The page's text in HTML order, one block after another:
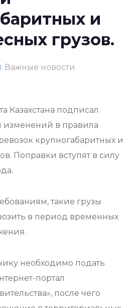
и
грузов.
Важные новости
Казахстана подписал
изменений в правила
крупногабаритных и
Поправки вступят в силу
такие грузы
в период временных
необходимо подать
портал
после чего